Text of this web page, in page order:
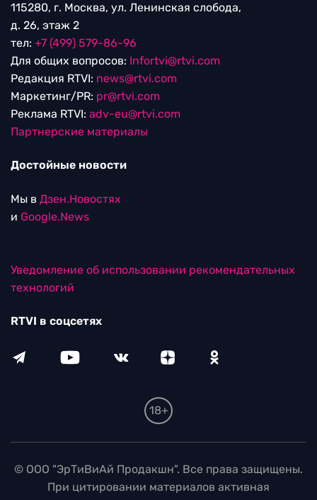
115280, г. Москва, ул. Ленинская слобода,
д. 26, этаж 2
тел: +7 (499) 579-86-96
Для общих вопросов: Infortvi@rtvi.com
Редакция RTVI: news@rtvi.com
Маркетинг/PR: pr@rtvi.com
Реклама RTVI: adv-eu@rtvi.com
Партнерские материалы
Достойные новости
Мы в Дзен.Новостях
и Google.News
Уведомление об использовании рекомендательных
технологий
RTVI в соцсетях
18+
© ООО "ЭрТиВиАй Продакшн". Все права защищены.
При цитировании материалов активная